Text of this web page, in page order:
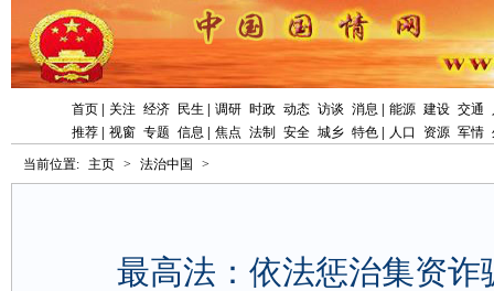
首页 关注 经济 民生 调研 时政 动态 访谈 消息 能源 建设 交通
推荐
视窗 专题 信息 焦点 法制 安全 城乡 特色 人口 资源 军情
当前位置: 主页 > 法治中国 >
最高法：依法惩治集资诈